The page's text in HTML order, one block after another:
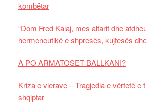
kombëtar
“Dom Fred Kalaj, mes altarit dhe
hermeneutikë e shpresës, kujtesës
A PO ARMATOSET BALLKANI?
Kriza e vlerave – Tragjedia e vërtetë e
shqiptar